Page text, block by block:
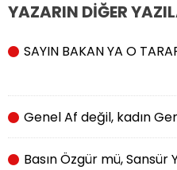
YAZARIN DİĞER
SAYIN BAKAN YA O
Genel Af değil, kadın
Basın Özgür mü, Sansür